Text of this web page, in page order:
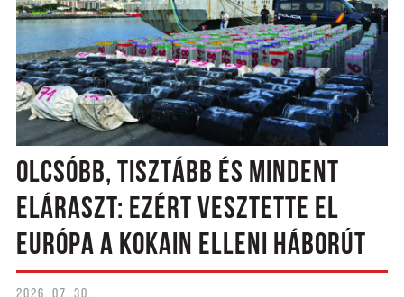
OLCSÓBB, TISZTÁBB ÉS MINDENT
ELÁRASZT: EZÉRT VESZTETTE EL
EURÓPA A KOKAIN ELLENI HÁBORÚT